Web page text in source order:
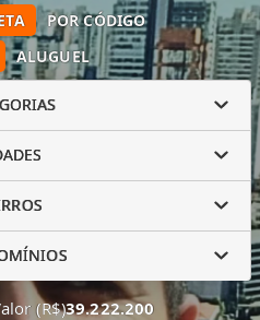
ALUGUEL
POR CÓDIGO
(R$)39.222.200